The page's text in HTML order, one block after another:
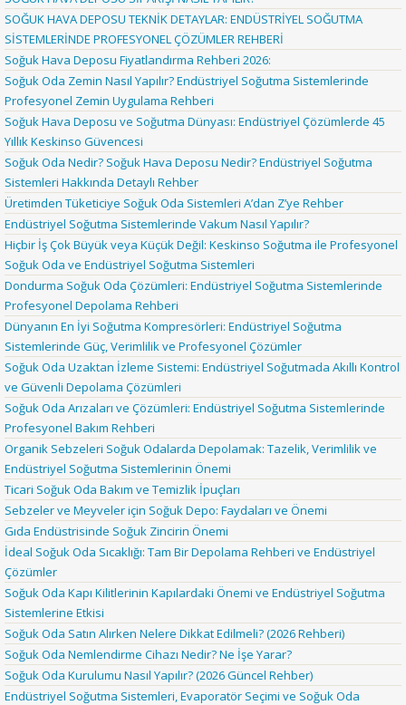
SOĞUK HAVA DEPOSU TEKNİK DETAYLAR: ENDÜSTRİYEL SOĞUTMA
SİSTEMLERİNDE PROFESYONEL ÇÖZÜMLER REHBERİ
Soğuk Hava Deposu Fiyatlandırma Rehberi 2026:
Soğuk Oda Zemin Nasıl Yapılır? Endüstriyel Soğutma Sistemlerinde
Profesyonel Zemin Uygulama Rehberi
Soğuk Hava Deposu ve Soğutma Dünyası: Endüstriyel Çözümlerde 45
Yıllık Keskinso Güvencesi
Soğuk Oda Nedir? Soğuk Hava Deposu Nedir? Endüstriyel Soğutma
Sistemleri Hakkında Detaylı Rehber
Üretimden Tüketiciye Soğuk Oda Sistemleri A’dan Z’ye Rehber
Endüstriyel Soğutma Sistemlerinde Vakum Nasıl Yapılır?
Hiçbir İş Çok Büyük veya Küçük Değil: Keskinso Soğutma ile Profesyonel
Soğuk Oda ve Endüstriyel Soğutma Sistemleri
Dondurma Soğuk Oda Çözümleri: Endüstriyel Soğutma Sistemlerinde
Profesyonel Depolama Rehberi
Dünyanın En İyi Soğutma Kompresörleri: Endüstriyel Soğutma
Sistemlerinde Güç, Verimlilik ve Profesyonel Çözümler
Soğuk Oda Uzaktan İzleme Sistemi: Endüstriyel Soğutmada Akıllı Kontrol
ve Güvenli Depolama Çözümleri
Soğuk Oda Arızaları ve Çözümleri: Endüstriyel Soğutma Sistemlerinde
Profesyonel Bakım Rehberi
Organik Sebzeleri Soğuk Odalarda Depolamak: Tazelik, Verimlilik ve
Endüstriyel Soğutma Sistemlerinin Önemi
Ticari Soğuk Oda Bakım ve Temizlik İpuçları
Sebzeler ve Meyveler için Soğuk Depo: Faydaları ve Önemi
Gıda Endüstrisinde Soğuk Zincirin Önemi
İdeal Soğuk Oda Sıcaklığı: Tam Bir Depolama Rehberi ve Endüstriyel
Çözümler
Soğuk Oda Kapı Kilitlerinin Kapılardaki Önemi ve Endüstriyel Soğutma
Sistemlerine Etkisi
Soğuk Oda Satın Alırken Nelere Dikkat Edilmeli? (2026 Rehberi)
Soğuk Oda Nemlendirme Cihazı Nedir? Ne İşe Yarar?
Soğuk Oda Kurulumu Nasıl Yapılır? (2026 Güncel Rehber)
Endüstriyel Soğutma Sistemleri, Evaporatör Seçimi ve Soğuk Oda